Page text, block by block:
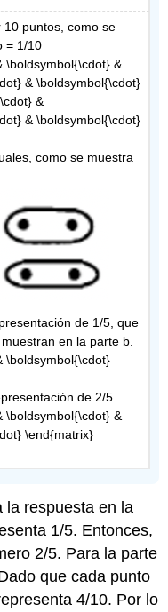
puntos, como se
= 1/10
\boldsymbol{\cdot} &
& \boldsymbol{\cdot}
&
& \boldsymbol{\cdot}
como se muestra
de 1/5, que
en la parte b.
\boldsymbol{\cdot}
de 2/5
\boldsymbol{\cdot} &
\end{matrix}
la respuesta en la
1/5. Entonces,
2/5. Para la parte
que cada punto
4/10. Por lo